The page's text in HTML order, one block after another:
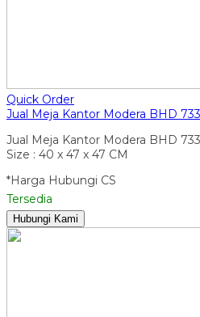
Quick Order
Jual Meja Kantor Modera BHD
Jual Meja Kantor Modera BHD
Size : 40 x 47 x 47 CM
*Harga Hubungi CS
Tersedia
Hubungi Kami